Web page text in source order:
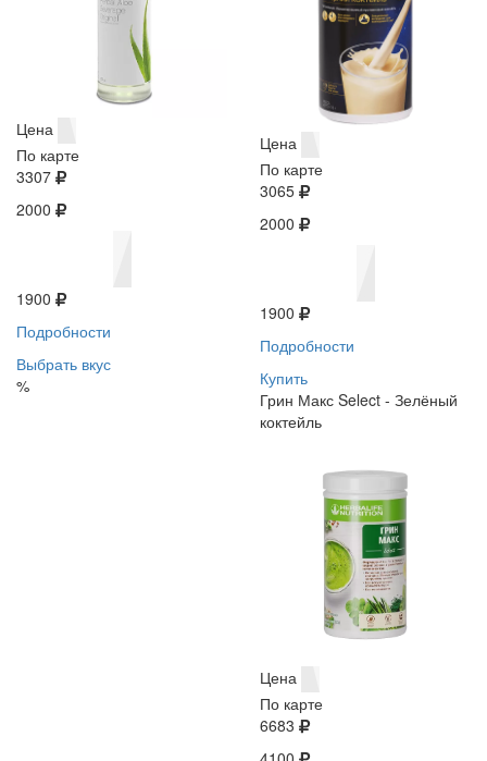
Цена
По карте
3307
2000
1900
Подробности
Выбрать вкус
%
Цена
По карте
3065
2000
1900
Подробности
Купить
Грин Макс Select - Зелёный
коктейль
Цена
По карте
6683